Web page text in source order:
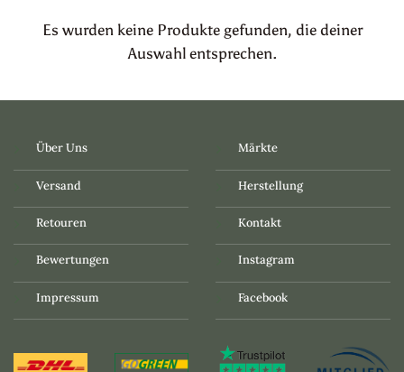
Es wurden keine Produkte gefunden, die deiner
Auswahl entsprechen.
Über Uns
Versand
Retouren
Bewertungen
Impressum
Märkte
Herstellung
Kontakt
Instagram
Facebook